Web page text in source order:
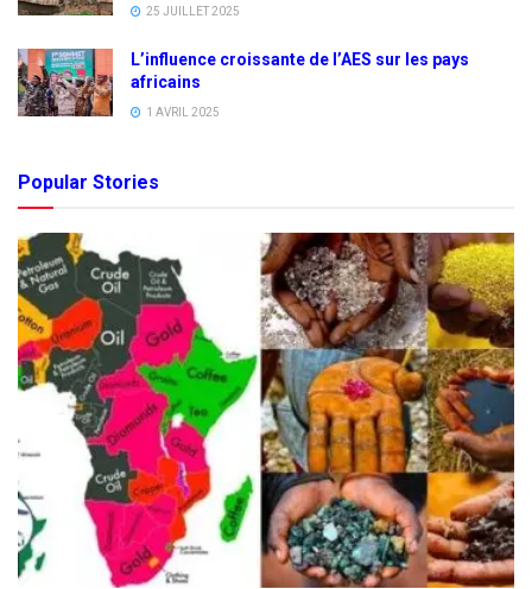
25 JUILLET 2025
L’influence croissante de l’AES sur les pays
africains
1 AVRIL 2025
Popular Stories